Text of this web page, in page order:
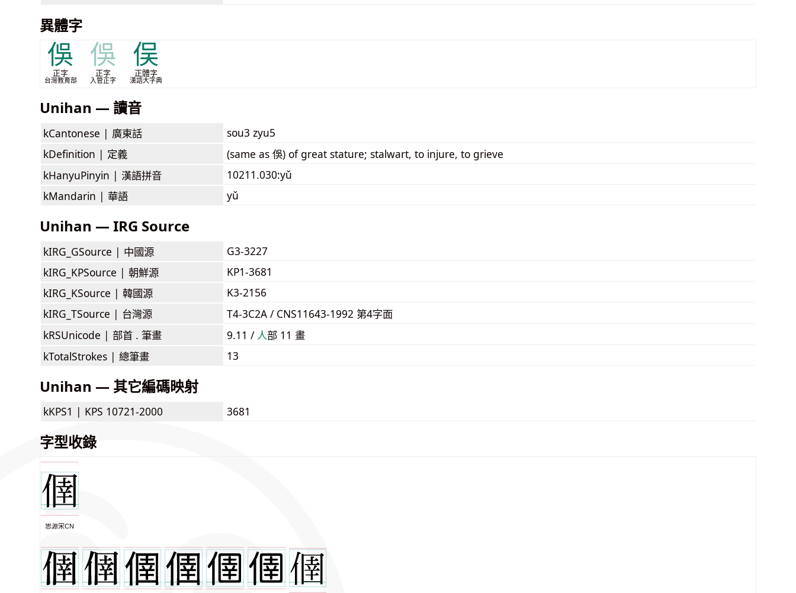
異體字
俁
正字
台灣教育部
俁
正字
入管正字
俣
正體字
漢語大字典
Unihan — 讀音
kCantonese | 廣東話
sou3 zyu5
kDefinition | 定義
(same as 俁) of great stature; stalwart, to injure, to grieve
kHanyuPinyin | 漢語拼音
10211.030:yǔ
kMandarin | 華語 yǔ
Unihan — IRG Source
kIRG_GSource | 中國源
G3-3227
kIRG_KPSource | 朝鮮源
KP1-3681
kIRG_KSource | 韓國源
K3-2156
kIRG_TSource | 台灣源
T4-3C2A / CNS11643-1992 第4字面
kRSUnicode | 部首 . 筆畫 9.11 / ⼈部 11 畫
kTotalStrokes | 總筆畫 13
Unihan — 其它編碼映射
kKPS1 | KPS 10721-2000 3681
字型收錄
思源宋CN